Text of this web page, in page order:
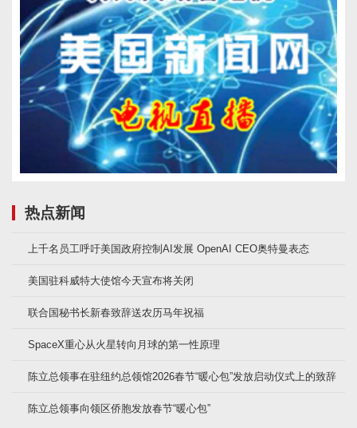
热点新闻
上千名员工呼吁美国政府控制AI发展 OpenAI CEO奥特曼表态
美国驻科威特大使馆今天宣布将关闭
联合国秘书长新春致辞送农历马年祝福
SpaceX重心从火星转向月球的第一性原理
陈立总领事在驻纽约总领馆2026春节“暖心包”发放启动仪式上的致辞
陈立总领事向领区侨胞发放春节“暖心包”